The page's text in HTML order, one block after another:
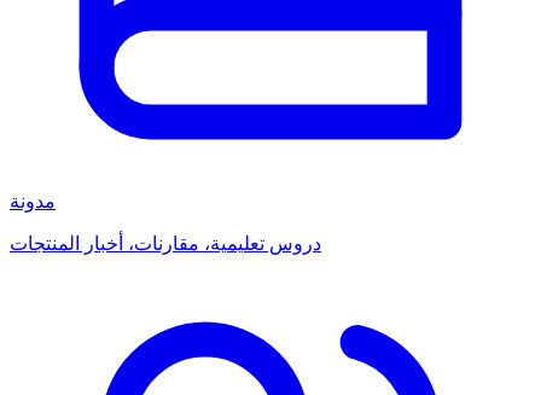
مدونة
دروس تعليمية، مقارنات، أخبار المنتجات